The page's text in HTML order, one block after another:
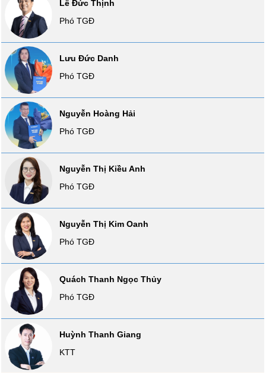
Lê Đức Thịnh
Phó TGĐ
Lưu Đức Danh
Phó TGĐ
Nguyễn Hoàng Hải
Phó TGĐ
Nguyễn Thị Kiều Anh
Phó TGĐ
Nguyễn Thị Kim Oanh
Phó TGĐ
Quách Thanh Ngọc Thủy
Phó TGĐ
Huỳnh Thanh Giang
KTT
VỤ
TRUYỀN
THÔNG
TIỆN
ÍCH
BẤT
ĐỘNG
SẢN
Mã
chứng
khoán
(-)
Tất cả Cổ phiếu Chỉ số Chứng chỉ quỹ
Lãnh
đạo
(-)
Tất cả